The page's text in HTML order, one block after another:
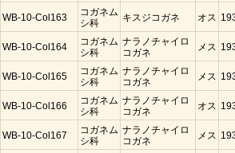
WB-10-Col163
コガネム
シ科
キスジコガネ オス
WB-10-Col164
コガネム
シ科
ナラノチャイロ
コガネ
メス
WB-10-Col165
コガネム
シ科
ナラノチャイロ
コガネ
メス
WB-10-Col166
コガネム
シ科
ナラノチャイロ
コガネ
オス
WB-10-Col167
コガネム
シ科
ナラノチャイロ
コガネ
メス